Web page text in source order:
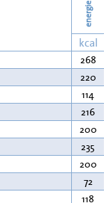
energie
kcal
268
220
114
216
200
235
200
72
118